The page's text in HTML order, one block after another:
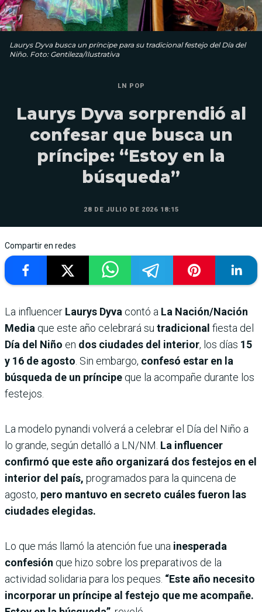
Laurys Dyva busca un príncipe para su tradicional festejo del Día del
Niño. Foto: Gentileza/Ilustrativa
LN POP
Laurys Dyva sorprendió al
confesar que busca un
príncipe: “Estoy en la
búsqueda”
28 DE JULIO DE 2026 18:15
Compartir en redes
La influencer Laurys Dyva contó a La Nación/Nación
Media que este año celebrará su tradicional fiesta del
Día del Niño en dos ciudades del interior, los días 15
y 16 de agosto. Sin embargo, confesó estar en la
búsqueda de un príncipe que la acompañe durante los
festejos.
La modelo pynandi volverá a celebrar el Día del Niño a
lo grande, según detalló a LN/NM. La influencer
confirmó que este año organizará dos festejos en el
interior del país, programados para la quincena de
agosto, pero mantuvo en secreto cuáles fueron las
ciudades elegidas.
Lo que más llamó la atención fue una inesperada
confesión que hizo sobre los preparativos de la
actividad solidaria para los peques. “Este año necesito
incorporar un príncipe al festejo que me acompañe.